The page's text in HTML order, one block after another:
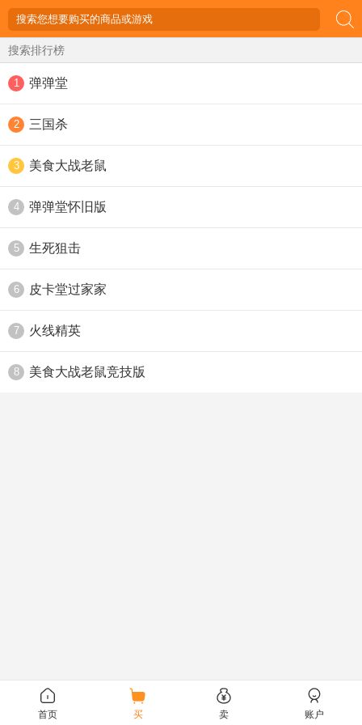
搜索排行榜
1 弹弹堂
2 三国杀
3 美食大战老鼠
4 弹弹堂怀旧版
5 生死狙击
6 皮卡堂过家家
7 火线精英
8 美食大战老鼠竞技版
首页 买 卖 账户